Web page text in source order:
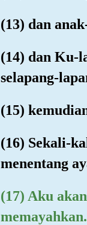
(13) dan
(14) dan Ku-
selapang-
(15)
(16) Sekali-
menentang
(17) Aku
memayahkan.